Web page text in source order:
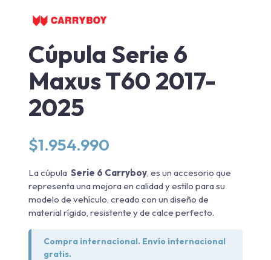
Cúpula Serie 6
Maxus T60 2017-
2025
$1.954.990
La cúpula Serie 6 Carryboy, es un accesorio que
representa una mejora en calidad y estilo para su
modelo de vehículo, creado con un diseño de
material rígido, resistente y de calce perfecto.
Compra internacional. Envío internacional
gratis.